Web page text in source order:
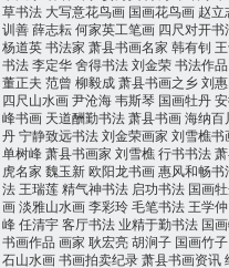
草书法 大写意花鸟画 国画花鸟画 赵立
训善薛志耘何家英工笔画 四尺对开书
杨道英书法家 萧县书画名家 韩有钊
书法李定华舍得书法刘金荣书法作品
董正夫 范曾 柳毅成萧县书画之乡刘
四尺山水画尹沧海韦斯琴 国画牡丹
峰书画 天道酬勤书法萧县书画海纳百
丹宁静致远书法刘金荣画家 刘雪樵书
单树峰萧县书画家 刘雪樵行书书法
虎名家 魏玉新欧阳龙书画惠风和畅书
法 王瑞莲精气神书法 启功书法 国画
画淡雅山水画李彩玲毛笔书法 王学仲
峰任清宇客厅书法业精于勤书法 国
书画作品 画家 耿宏亮胡涧子 国画竹子
石山水画书画拍卖纪录萧县书画资讯